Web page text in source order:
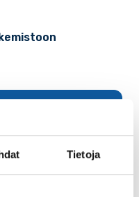
Tietoja